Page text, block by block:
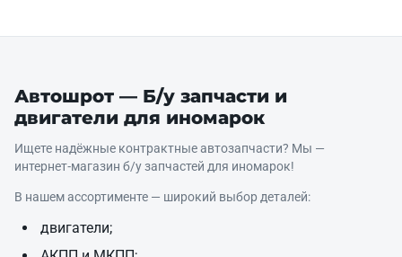
Автошрот — Б/у запчасти и
двигатели для иномарок
Ищете надёжные контрактные автозапчасти? Мы —
интернет‑магазин б/у запчастей для иномарок!
В нашем ассортименте — широкий выбор деталей:
двигатели;